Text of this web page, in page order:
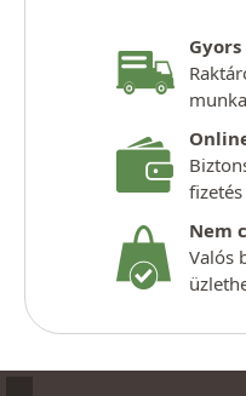
Nem
Valós